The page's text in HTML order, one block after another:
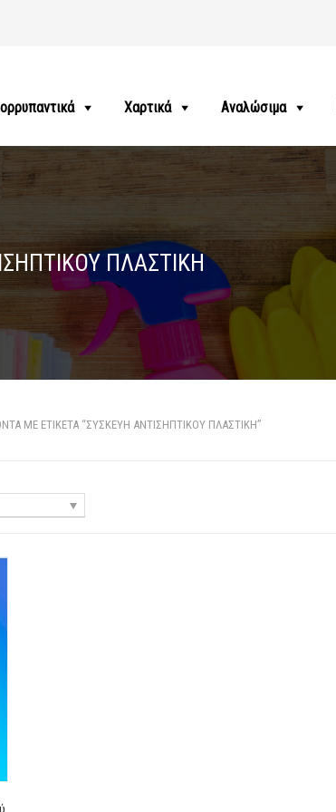
Χαρτικά Αναλώσιμα
ΠΛΑΣΤΙΚΗ
ΜΕ ΕΤΙΚΈΤΑ “ΣΥΣΚΕΥΗ ΑΝΤΙΣΗΠΤΙΚΟΥ ΠΛΑΣΤΙΚΗ”